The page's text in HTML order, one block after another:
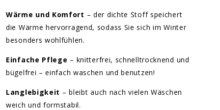
Wärme und Komfort – der dichte Stoff speichert
die Wärme hervorragend, sodass Sie sich im Winter
besonders wohlfühlen.
Einfache Pflege – knitterfrei, schnelltrocknend und
bügelfrei – einfach waschen und benutzen!
Langlebigkeit – bleibt auch nach vielen Wäschen
weich und formstabil.